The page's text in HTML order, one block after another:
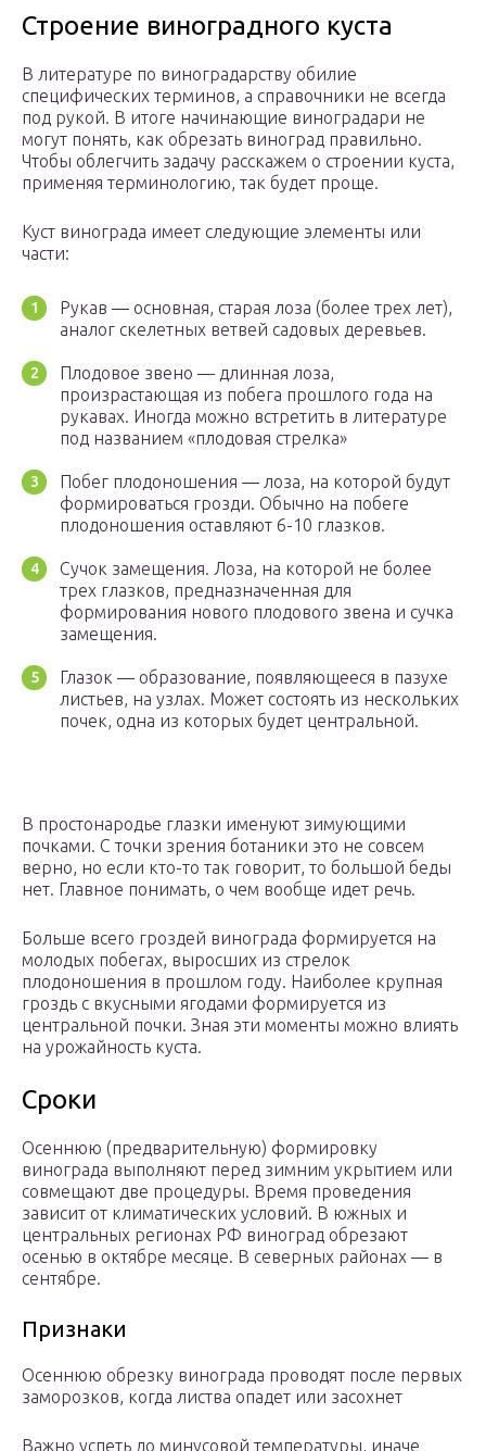
Строение виноградного куста
В литературе по виноградарству обилие
специфических терминов, а справочники не всегда
под рукой. В итоге начинающие виноградари не
могут понять, как обрезать виноград правильно.
Чтобы облегчить задачу расскажем о строении куста,
применяя терминологию, так будет проще.
Куст винограда имеет следующие элементы или
части:
Рукав — основная, старая лоза (более трех лет),
аналог скелетных ветвей садовых деревьев.
Плодовое звено — длинная лоза,
произрастающая из побега прошлого года на
рукавах. Иногда можно встретить в литературе
под названием «плодовая стрелка»
Побег плодоношения — лоза, на которой будут
формироваться грозди. Обычно на побеге
плодоношения оставляют 6-10 глазков.
Сучок замещения. Лоза, на которой не более
трех глазков, предназначенная для
формирования нового плодового звена и сучка
замещения.
Глазок — образование, появляющееся в пазухе
листьев, на узлах. Может состоять из нескольких
почек, одна из которых будет центральной.
В простонародье глазки именуют зимующими
почками. С точки зрения ботаники это не совсем
верно, но если кто-то так говорит, то большой беды
нет. Главное понимать, о чем вообще идет речь.
Больше всего гроздей винограда формируется на
молодых побегах, выросших из стрелок
плодоношения в прошлом году. Наиболее крупная
гроздь с вкусными ягодами формируется из
центральной почки. Зная эти моменты можно влиять
на урожайность куста.
Сроки
Осеннюю (предварительную) формировку
винограда выполняют перед зимним укрытием или
совмещают две процедуры. Время проведения
зависит от климатических условий. В южных и
центральных регионах РФ виноград обрезают
осенью в октябре месяце. В северных районах — в
сентябре.
Признаки
Осеннюю обрезку винограда проводят после первых
заморозков, когда листва опадет или засохнет
Важно успеть до минусовой температуры, иначе